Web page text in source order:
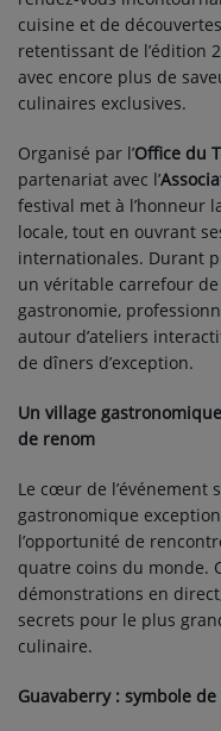
Se
cuisine et de
retentissant de l’édition
avec encore plus de
culinaires exclusives.
Organisé par l’Office du
partenariat avec l’
festival met à l’honneur
locale, tout en ouvrant
internationales. Durant
un véritable carrefour
gastronomie,
autour d’ateliers
de dîners d’exception.
Un village
de renom
Le cœur de l’événement
gastronomique
l’opportunité de
quatre coins du monde.
démonstrations en
secrets pour le plus
culinaire.
Guavaberry : symbole